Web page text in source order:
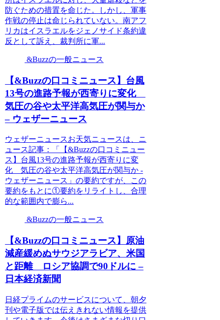
防ぐための措置を命じた。しかし、軍事
作戦の停止は命じられていない。南アフ
リカはイスラエルをジェノサイド条約違
反として訴え、裁判所に軍...
&Buzzの一般ニュース
【&Buzzの口コミニュース】台風
13号の進路予報が西寄りに変化
気圧の谷や太平洋高気圧が関与か
– ウェザーニュース
ウェザーニュースお天気ニュースは、ニ
ュース記事：「【&Buzzの口コミニュー
ス】台風13号の進路予報が西寄りに変
化 気圧の谷や太平洋高気圧が関与か -
ウェザーニュース」の要約ですが、この
要約をもとに①要約をリライトし、合理
的な範囲内で膨ら...
&Buzzの一般ニュース
【&Buzzの口コミニュース】原油
減産緩めぬサウジアラビア、米国
と距離 ロシア協調で90ドルに –
日本経済新聞
日経プライムのサービスについて、朝夕
刊や電子版では伝えきれない情報を提供